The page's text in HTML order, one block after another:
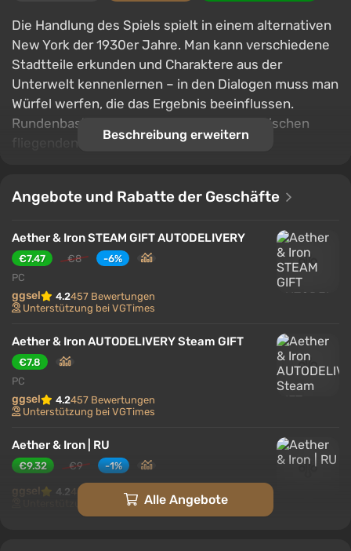
Die Handlung des Spiels spielt in einem alternativen
New York der 1930er Jahre. Man kann verschiedene
Stadtteile erkunden und Charaktere aus der
Unterwelt kennenlernen – in den Dialogen muss man
Würfel werfen, die das Ergebnis beeinflussen.
Rundenbasierte Kämpfe finden in futuristischen
fliegenden Autos statt.
Beschreibung erweitern
Angebote und Rabatte der Geschäfte
Aether & Iron STEAM GIFT AUTODELIVERY
€7.47 €8
-6%
PC
ggsel 4.2457 Bewertungen
Unterstützung bei VGTimes
Aether & Iron AUTODELIVERY Steam GIFT
€7.8
PC
ggsel 4.2457 Bewertungen
Unterstützung bei VGTimes
Aether & Iron | RU
€9.32 €9 -1%
ggsel 4.2 457 Bewertungen
Unterstützung bei VGTimesAlle Angebote